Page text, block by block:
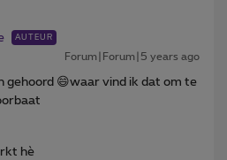
AUTEUR
Forum|Forum|5 years ago
gehoord 😄waar vind ik dat om te
hè